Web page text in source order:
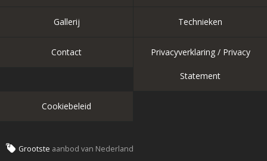
Gallerij Technieken
Contact Privacyverklaring / Privacy
Statement
Cookiebeleid
Grootste aanbod van Nederland